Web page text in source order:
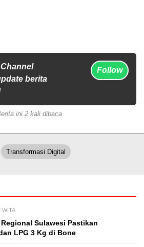
berita
Follow
ini 2 kali dibaca
Transformasi Digital
WITA
Sulawesi Pastikan
LPG 3 Kg di Bone